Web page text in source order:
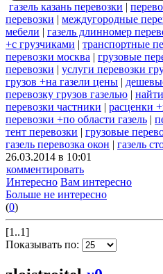
газель казань перевозки |
перевозки | междугородные
мебели | газель длинномер
+с грузчиками | транспортные
перевозки москва | грузовые
перевозки | услуги перевозки
грузов +на газели цены |
перевозку грузов газелью |
перевозки частники | расценки
перевозки +по области газель |
тент перевозки | грузовые
газель перевозка окон | газель
26.03.2014 в 10:01
комментировать
Интересно Вам интересно
Больше не интересно
(0)
[1..1]
Показывать по: